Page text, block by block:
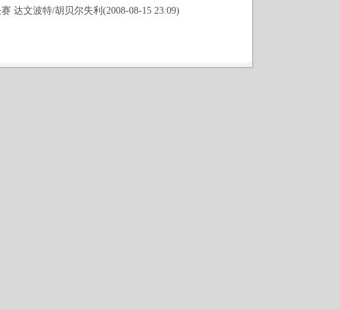
达文波特/胡贝尔失利(2008-08-15 23:09)